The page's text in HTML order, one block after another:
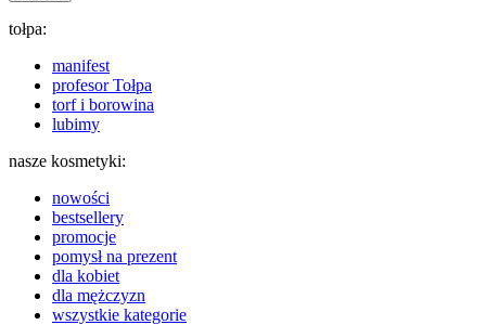
tołpa:
manifest
profesor Tołpa
torf i borowina
lubimy
nasze kosmetyki:
nowości
bestsellery
promocje
pomysł na prezent
dla kobiet
dla mężczyzn
wszystkie kategorie